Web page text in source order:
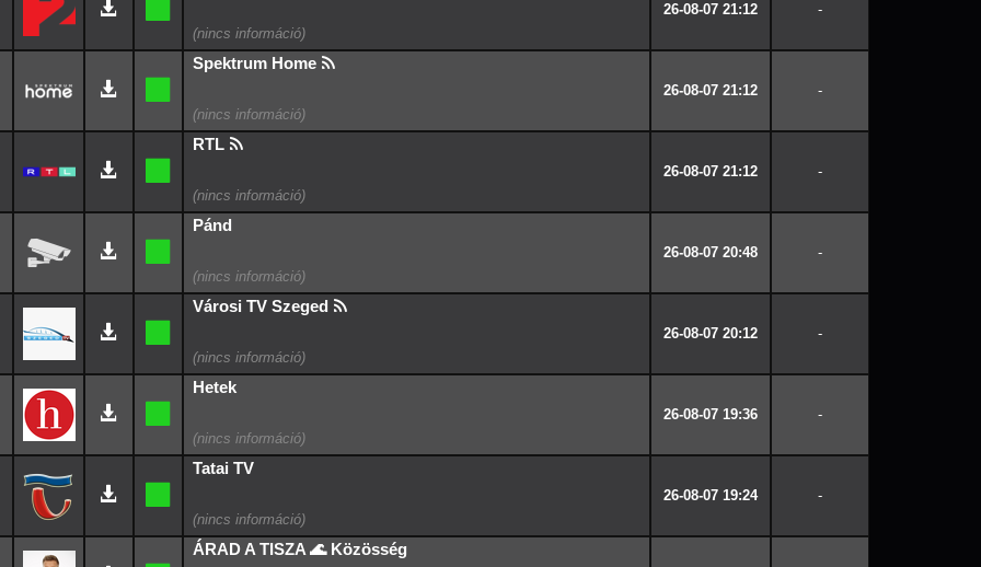
26-08-07 21:12 -
Spektrum Home
26-08-07 21:12 -
RTL
26-08-07 21:12 -
Pánd
26-08-07 20:48 -
Városi TV Szeged
26-08-07 20:12 -
Hetek
26-08-07 19:36 -
Tatai TV
26-08-07 19:24 -
ÁRAD A TISZA 🌊 Közösség